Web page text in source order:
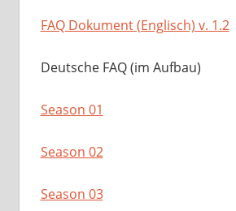
FAQ Dokument (Englisch) v. 1.2
Deutsche FAQ (im Aufbau)
Season 01
Season 02
Season 03